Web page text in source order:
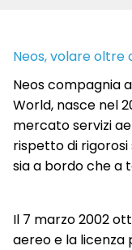
Neos, volare
Neos compagnia
World, nasce nel
mercato servizi
rispetto di
sia a bordo che a
Il 7 marzo 2002
aereo e la licenza